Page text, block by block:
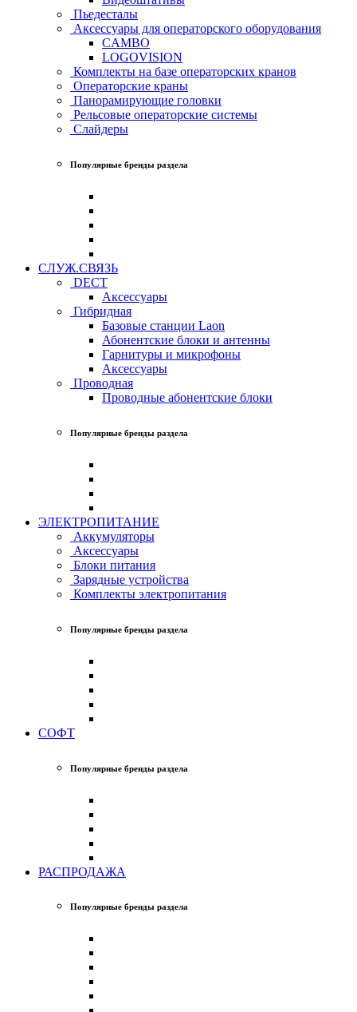
Пьедесталы
Аксессуары для операторского оборудования
CAMBO
LOGOVISION
Комплекты на базе операторских кранов
Операторские краны
Панорамирующие головки
Рельсовые операторские системы
Слайдеры
Популярные бренды раздела
СЛУЖ.СВЯЗЬ
DECT
Аксессуары
Гибридная
Базовые станции Laon
Абонентские блоки и антенны
Гарнитуры и микрофоны
Аксессуары
Проводная
Проводные абонентские блоки
Популярные бренды раздела
ЭЛЕКТРОПИТАНИЕ
Аккумуляторы
Аксессуары
Блоки питания
Зарядные устройства
Комплекты электропитания
Популярные бренды раздела
СОФТ
Популярные бренды раздела
РАСПРОДАЖА
Популярные бренды раздела